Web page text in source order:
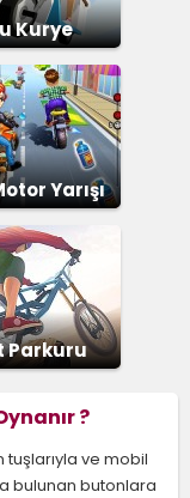
Kurye
Yarışı
Parkuru
?
ve mobil
bulunan butonlara